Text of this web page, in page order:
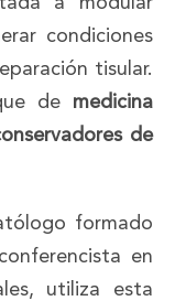
condiciones
tisular.
de medicina
de
formado
en
utiliza esta